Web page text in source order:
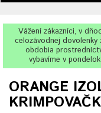
Vážení zákazníci, v
celozávodnej dovolenky
obdobia
vybavíme v pondelok
ORANGE